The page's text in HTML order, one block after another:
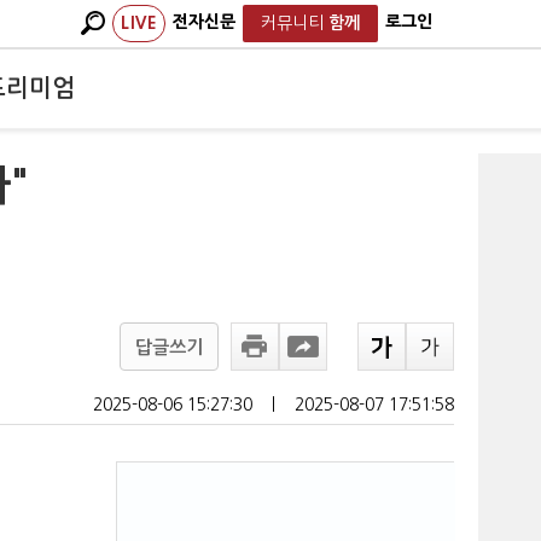
LIVE 전자신문 커뮤니티 함께 로그인
리미엄
"
답글쓰기
2025-08-06 15:27:30 2025-08-07 17:51:58